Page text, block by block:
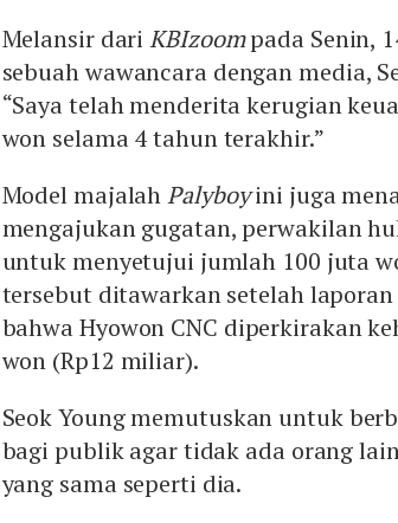
Melansir dariKBIzoompada Senin,
sebuah wawancara dengan media,
“Saya telah menderita kerugian
won selama 4 tahun terakhir.”
Model majalahPalyboyini juga
mengajukan gugatan, perwakilan
untuk menyetujui jumlah 100 juta
tersebut ditawarkan setelah
bahwa Hyowon CNC diperkirakan
won (Rp12 miliar).
Seok Young memutuskan untuk
bagi publik agar tidak ada orang
yang sama seperti dia.